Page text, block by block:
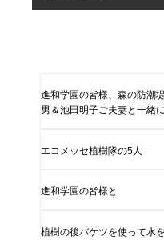
進和学園の皆様、森の防潮
男＆池田明子ご夫妻と一緒に
エコメッセ植樹隊の5人
進和学園の皆様と
植樹の後バケツを使って水